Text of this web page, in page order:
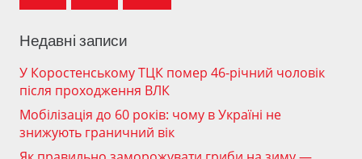
Недавні записи
У Коростенському ТЦК помер 46-річний чоловік
після проходження ВЛК
Мобілізація до 60 років: чому в Україні не
знижують граничний вік